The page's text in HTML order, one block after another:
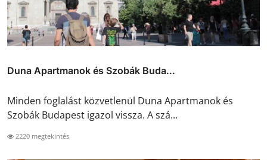
Duna Apartmanok és Szobák Buda...
Minden foglalást közvetlenül Duna Apartmanok és
Szobák Budapest igazol vissza. A szá...
2220 megtekintés